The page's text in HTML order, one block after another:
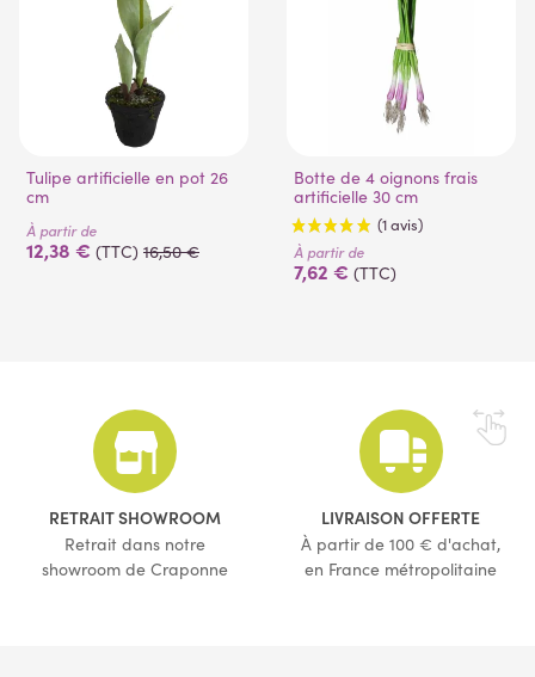
Tulipe artificielle en pot 26
cm
À partir de
12,38 € (TTC) 16,50 €
Botte de 4 oignons frais
artificielle 30 cm
(1 avis)
À partir de
7,62 € (TTC)
RETRAIT SHOWROOM
Retrait dans notre
showroom de Craponne
LIVRAISON OFFERTE
À partir de 100 € d'achat,
en France métropolitaine